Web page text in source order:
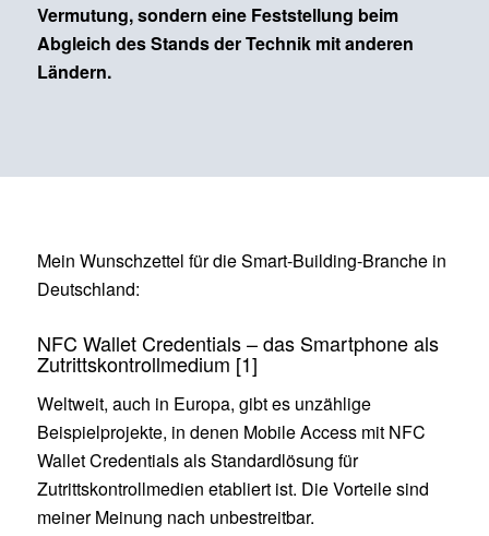
Vermutung, sondern eine Feststellung beim
Abgleich des Stands der Technik mit anderen
Ländern.
Mein Wunschzettel für die Smart-Building-Branche in
Deutschland:
NFC Wallet Credentials – das Smartphone als
Zutrittskontrollmedium [1]
Weltweit, auch in Europa, gibt es unzählige
Beispielprojekte, in denen Mobile Access mit NFC
Wallet Credentials als Standardlösung für
Zutrittskontrollmedien etabliert ist. Die Vorteile sind
meiner Meinung nach unbestreitbar.